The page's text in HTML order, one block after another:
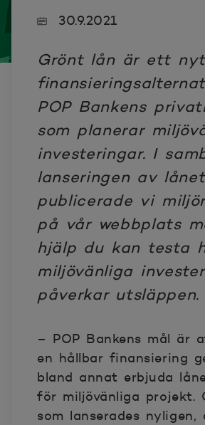
30.9.2021
Grönt lån är ett
POP Bankens
som planerar
investeringar. I
lanseringen av lånet
publicerade vi
på vår webbplats
hjälp du kan testa
miljövänliga
påverkar utsläppen.
– POP Bankens mål är
en hållbar finansiering
bland annat erbjuda
för miljövänliga projekt.
som lanserades